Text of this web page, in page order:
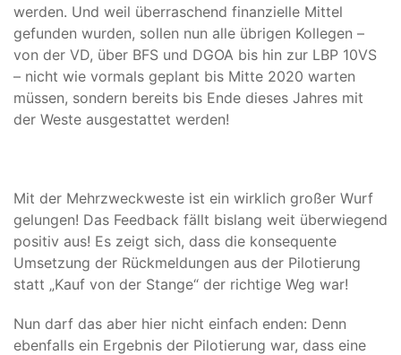
werden. Und weil überraschend finanzielle Mittel
gefunden wurden, sollen nun alle übrigen Kollegen –
von der VD, über BFS und DGOA bis hin zur LBP 10VS
– nicht wie vormals geplant bis Mitte 2020 warten
müssen, sondern bereits bis Ende dieses Jahres mit
der Weste ausgestattet werden!
Mit der Mehrzweckweste ist ein wirklich großer Wurf
gelungen! Das Feedback fällt bislang weit überwiegend
positiv aus! Es zeigt sich, dass die konsequente
Umsetzung der Rückmeldungen aus der Pilotierung
statt „Kauf von der Stange“ der richtige Weg war!
Nun darf das aber hier nicht einfach enden: Denn
ebenfalls ein Ergebnis der Pilotierung war, dass eine